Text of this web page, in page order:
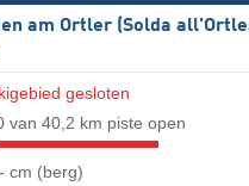
am Ortler (Solda
gesloten
van 40,2 km piste open
- cm (berg)